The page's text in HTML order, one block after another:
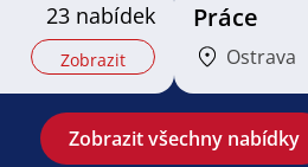
23 nabídek
Zobrazit
Práce
Ostrava
Zobrazit všechny nabídky